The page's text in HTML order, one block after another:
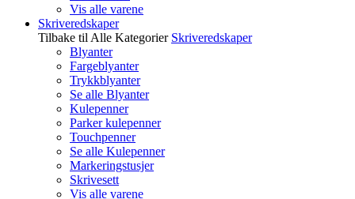
Vis alle varene
Skriveredskaper
Tilbake til Alle Kategorier Skriveredskaper
Blyanter
Fargeblyanter
Trykkblyanter
Se alle Blyanter
Kulepenner
Parker kulepenner
Touchpenner
Se alle Kulepenner
Markeringstusjer
Skrivesett
Vis alle varene